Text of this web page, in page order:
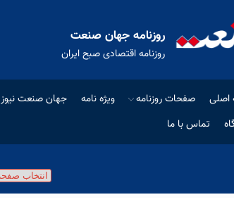
روزنامه جهان صنعت
روزنامه اقتصادی صبح ایران
صفحات روزنامه ویژه نامه جهان صنعت نیوز
تماس با ما